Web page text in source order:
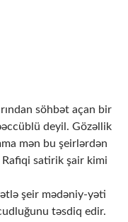
söhbət açan bir
deyil. Gözəllik
mən bu şeirlərdən
satirik şair kimi
şeir mədəniy-yəti
təsdiq edir.